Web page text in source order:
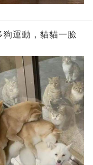
運動，貓貓一臉